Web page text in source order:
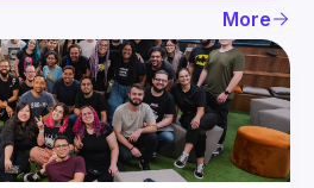
More